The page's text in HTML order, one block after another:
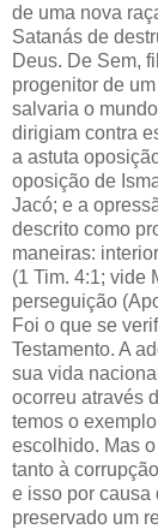
de uma nova
Satanás de
Deus. De Sem,
progenitor de
salvaria o
dirigiam contra
a astuta
oposição de
Jacó; e a
descrito como
maneiras:
(1 Tim. 4:1; vide
perseguição
Foi o que se
Testamento. A
sua vida
ocorreu através
temos o
escolhido. Mas
tanto à
e isso por causa
preservado um